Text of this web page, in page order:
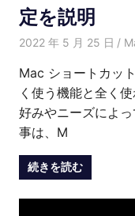
定を説明
2022 年 5 月 25 日
Mac ショートカッ
く使う機能と全く
好みやニーズによ
事は、M
続きを読む